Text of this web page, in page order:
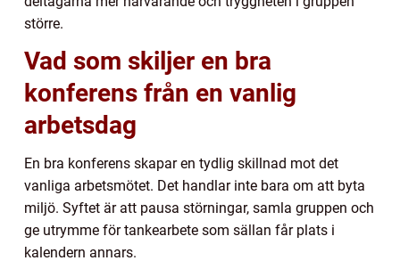
större.
Vad som skiljer en bra
konferens från en vanlig
arbetsdag
En bra konferens skapar en tydlig skillnad mot det
vanliga arbetsmötet. Det handlar inte bara om att byta
miljö. Syftet är att pausa störningar, samla gruppen och
ge utrymme för tankearbete som sällan får plats i
kalendern annars.